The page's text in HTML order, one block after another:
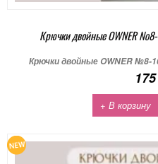
Крючки двойные OWNER
Крючки двойные OWNER №8-
+ В корзину